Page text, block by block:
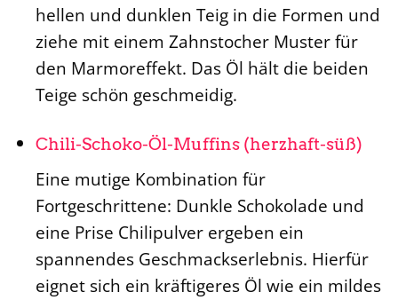
hellen und dunklen Teig in die Formen und
ziehe mit einem Zahnstocher Muster für
den Marmoreffekt. Das Öl hält die beiden
Teige schön geschmeidig.
Chili-Schoko-Öl-Muffins (herzhaft-süß)
Eine mutige Kombination für
Fortgeschrittene: Dunkle Schokolade und
eine Prise Chilipulver ergeben ein
spannendes Geschmackserlebnis. Hierfür
eignet sich ein kräftigeres Öl wie ein mildes